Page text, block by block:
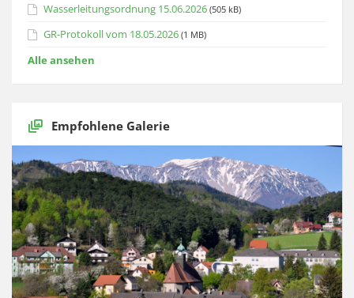
Wasserleitungsordnung 15.06.2026 (505 kB)
GR-Protokoll vom 18.05.2026 (1 MB)
Alle ansehen
Empfohlene Galerie